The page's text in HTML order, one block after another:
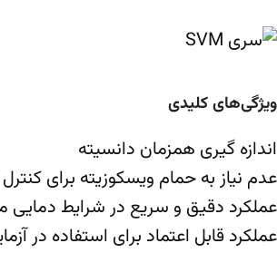
ویژگی‌های کلیدی
اندازه گیری همزمان دانسیته
عدم نیاز به حمام ویسکوزیته برای
عملکرد دقیق و سریع در شرایط
عملکرد قابل اعتماد برای استفاده در